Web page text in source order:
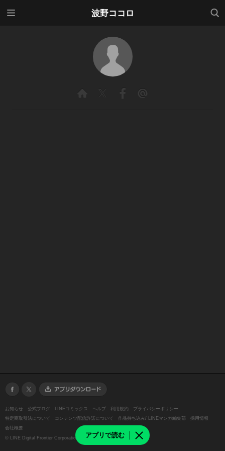
波野ココロ
検索
アプリで読む
お知らせ 公式ブログ LINEコミックス ヘルプ 利用規約
プライバシーポリシー
特定商取引法について
コンテンツ配信許諾について 作品持ち込み/ LINEマンガ編集部
採用情報
会社概要
© LINE Digital Frontier Corporation